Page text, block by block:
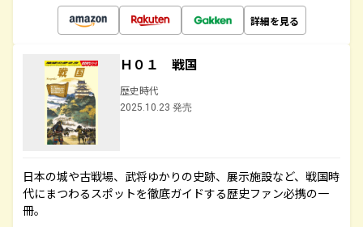
詳細を見る
Ｈ０１ 戦国
歴史時代
2025.10.23 発売
日本の城や古戦場、武将ゆかりの史跡、展示施設など、戦国時
代にまつわるスポットを徹底ガイドする歴史ファン必携の一
冊。